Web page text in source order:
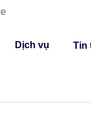
Dịch vụ Tin